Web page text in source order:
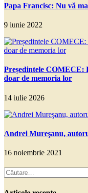
Papa Francisc: Nu vă
9 iunie 2022
Președintele COMECE:
doar de memoria lor
14 iulie 2026
Andrei Mureşanu,
16 noiembrie 2021
Caută
după: